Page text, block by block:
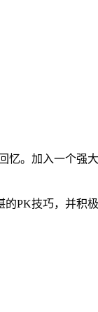
忆。加入一个强
PK技巧，并积